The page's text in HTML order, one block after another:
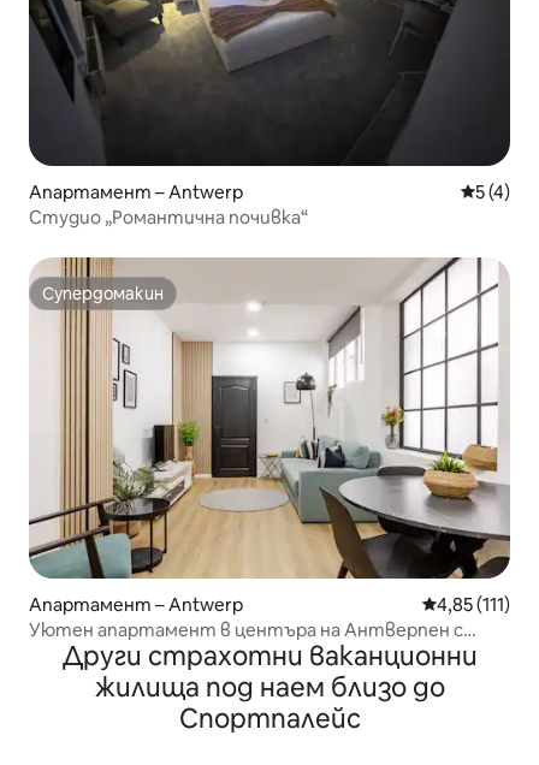
Апартамент – Antwerp Средна
5 (4)
Студио „Романтична почивка“
Супердомакин
Супердомакин
Апартамент – Antwerp Средна
4,85 (111)
Уютен апартамент в центъра на Антверпен с
БЕЗПЛАТЕН паркинг
Други страхотни ваканционни
жилища под наем близо до
Спортпалейс